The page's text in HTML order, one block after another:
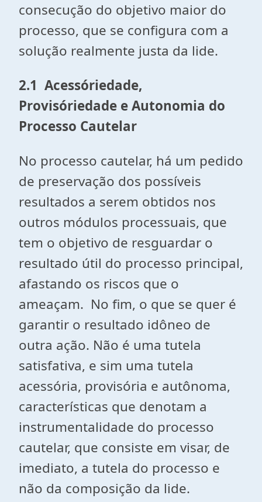
consecução do objetivo maior do
processo, que se configura com a
solução realmente justa da lide.
2.1 Acessóriedade,
Provisóriedade e Autonomia do
Processo Cautelar
No processo cautelar, há um pedido
de preservação dos possíveis
resultados a serem obtidos nos
outros módulos processuais, que
tem o objetivo de resguardar o
resultado útil do processo principal,
afastando os riscos que o
ameaçam. No fim, o que se quer é
garantir o resultado idôneo de
outra ação. Não é uma tutela
satisfativa, e sim uma tutela
acessória, provisória e autônoma,
características que denotam a
instrumentalidade do processo
cautelar, que consiste em visar, de
imediato, a tutela do processo e
não da composição da lide.